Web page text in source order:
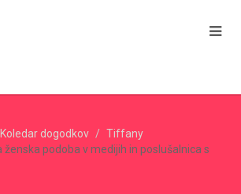
Koledar dogodkov
Tiffany
ženska podoba v medijih in poslušalnica s